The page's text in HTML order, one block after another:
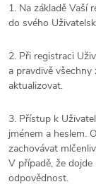
1. Na základě Vaší
do svého
2. Při registraci
a pravdivě všechny
aktualizovat.
3. Přístup k
jménem a heslem.
zachovávat
V případě, že
odpovědnost.